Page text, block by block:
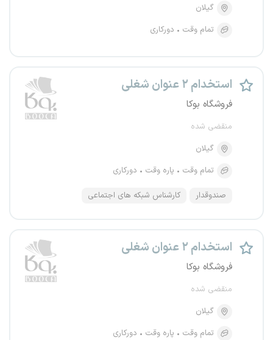
گیلان
تمام وقت
دورکاری
استخدام ۲ عنوان شغلی
فروشگاه بوکا
منقضی شده
گیلان
تمام وقت
پاره وقت دورکاری
صندوقدار کارشناس شبکه های اجتماعی
استخدام ۲ عنوان شغلی
فروشگاه بوکا
منقضی شده
گیلان
تمام وقت
پاره وقت دورکاری